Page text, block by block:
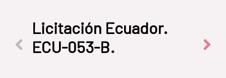
AMÉRICA LATINA Y CARIBE
mejoramiento y
ampliación del sistema
Anterior elemento